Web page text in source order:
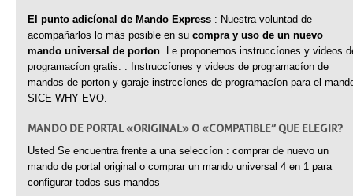
El punto adicíonal de Mando Express : Nuestra voluntad de
acompañarlos lo más posible en su compra y uso de un nuevo
mando universal de porton . Le proponemos instruccíones y videos
programacíon gratis. : Instruccíones y videos de programacíon de
mandos de porton y garaje instrccíones de programacíon para el
SICE WHY EVO.
MANDO DE PORTAL « ORIGINAL » O « COMPATIBLE” QUE ELEGIR ?
Usted Se encuentra frente a una seleccíon : comprar de nuevo un
mando de portal original o comprar un mando universal 4 en 1 para
configurar todos sus mandos